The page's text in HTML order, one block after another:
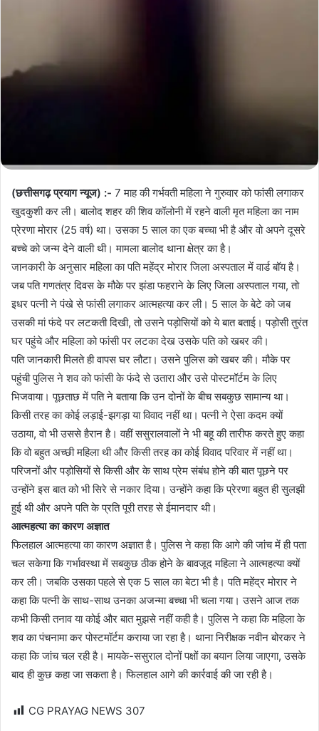
(छत्तीसगढ़ प्रयाग न्यूज) :- 7 माह की गर्भवती महिला ने गुरुवार को फांसी लगाकर
खुदकुशी कर ली। बालोद शहर की शिव कॉलोनी में रहने वाली मृत महिला का नाम
प्रेरणा मोरार (25 वर्ष) था। उसका 5 साल का एक बच्चा भी है और वो अपने दूसरे
बच्चे को जन्म देने वाली थी। मामला बालोद थाना क्षेत्र का है।
जानकारी के अनुसार महिला का पति महेंद्र मोरार जिला अस्पताल में वार्ड बॉय है।
जब पति गणतंत्र दिवस के मौके पर झंडा फहराने के लिए जिला अस्पताल गया, तो
इधर पत्नी ने पंखे से फांसी लगाकर आत्महत्या कर ली। 5 साल के बेटे को जब
उसकी मां फंदे पर लटकती दिखी, तो उसने पड़ोसियों को ये बात बताई। पड़ोसी तुरंत
घर पहुंचे और महिला को फांसी पर लटका देख उसके पति को खबर की।
पति जानकारी मिलते ही वापस घर लौटा। उसने पुलिस को खबर की। मौके पर
पहुंची पुलिस ने शव को फांसी के फंदे से उतारा और उसे पोस्टमॉर्टम के लिए
भिजवाया। पूछताछ में पति ने बताया कि उन दोनों के बीच सबकुछ सामान्य था।
किसी तरह का कोई लड़ाई-झगड़ा या विवाद नहीं था। पत्नी ने ऐसा कदम क्यों
उठाया, वो भी उससे हैरान है। वहीं ससुरालवालों ने भी बहू की तारीफ करते हुए कहा
कि वो बहुत अच्छी महिला थी और किसी तरह का कोई विवाद परिवार में नहीं था।
परिजनों और पड़ोसियों से किसी और के साथ प्रेम संबंध होने की बात पूछने पर
उन्होंने इस बात को भी सिरे से नकार दिया। उन्होंने कहा कि प्रेरणा बहुत ही सुलझी
हुई थी और अपने पति के प्रति पूरी तरह से ईमानदार थी।
आत्महत्या का कारण अज्ञात
फिलहाल आत्महत्या का कारण अज्ञात है। पुलिस ने कहा कि आगे की जांच में ही पता
चल सकेगा कि गर्भावस्था में सबकुछ ठीक होने के बावजूद महिला ने आत्महत्या क्यों
कर ली। जबकि उसका पहले से एक 5 साल का बेटा भी है। पति महेंद्र मोरार ने
कहा कि पत्नी के साथ-साथ उनका अजन्मा बच्चा भी चला गया। उसने आज तक
कभी किसी तनाव या कोई और बात मुझसे नहीं कही है। पुलिस ने कहा कि महिला के
शव का पंचनामा कर पोस्टमॉर्टम कराया जा रहा है। थाना निरीक्षक नवीन बोरकर ने
कहा कि जांच चल रही है। मायके-ससुराल दोनों पक्षों का बयान लिया जाएगा, उसके
बाद ही कुछ कहा जा सकता है। फिलहाल आगे की कार्रवाई की जा रही है।
CG PRAYAG NEWS 307